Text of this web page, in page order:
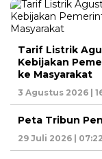
Tarif Listrik
Kebijakan
ke Masyarakat
3 Agustus 2026 |
Peta Tribun
29 Juli 2026 |